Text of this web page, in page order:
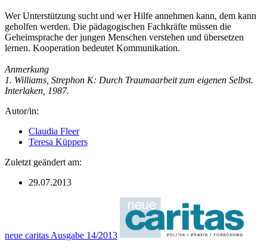
Wer Unterstützung sucht und wer Hilfe annehmen kann, dem kann
geholfen werden. Die pädagogischen Fachkräfte müssen die
Geheimsprache der jungen Menschen verstehen und übersetzen
lernen. Kooperation bedeutet Kommunikation.
Anmerkung
1. Williams, Strephon K: Durch Traumaarbeit zum eigenen Selbst.
Interlaken, 1987.
Autor/in:
Claudia Fleer
Teresa Küppers
Zuletzt geändert am:
29.07.2013
neue caritas Ausgabe 14/2013